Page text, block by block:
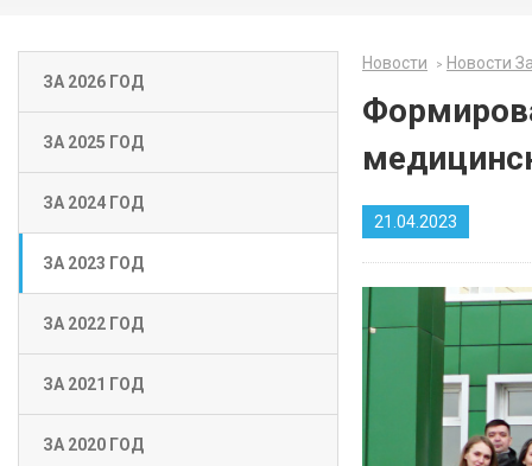
ЗА 2026 ГОД
ЗА 2025 ГОД
ЗА 2024 ГОД
ЗА 2023 ГОД
ЗА 2022 ГОД
ЗА 2021 ГОД
ЗА 2020 ГОД
Новости Новости
21.04.2023